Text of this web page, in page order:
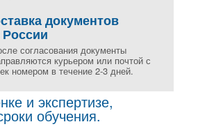
документов
согласования документы
курьером или почтой с
номером в течение 2-3 дней.
и экспертизе,
обучения.